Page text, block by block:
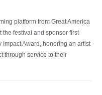
platform from Great America
the festival and sponsor first
Impact Award, honoring an artist
through service to their